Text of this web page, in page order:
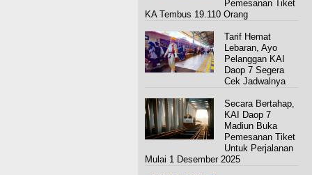
Pemesanan Tiket
KA Tembus 19.110 Orang
Tarif Hemat
Lebaran, Ayo
Pelanggan KAI
Daop 7 Segera
Cek Jadwalnya
Secara Bertahap,
KAI Daop 7
Madiun Buka
Pemesanan Tiket
Untuk Perjalanan
Mulai 1 Desember 2025